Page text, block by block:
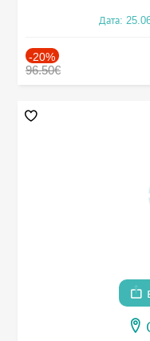
Дата:
-20%
96.50€